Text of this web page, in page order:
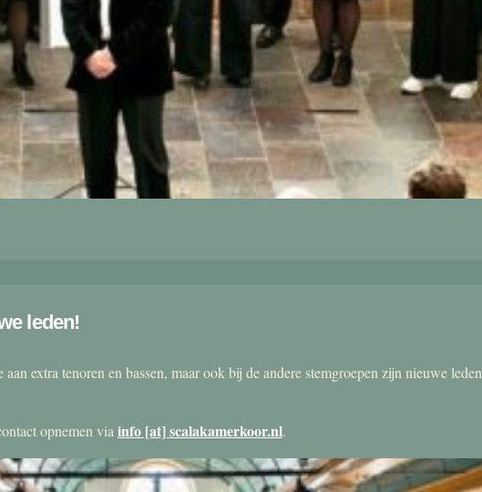
leden!
extra tenoren en bassen, maar ook bij de andere stemgroepen zijn nieuwe leden
opnemen via info [at] scalakamerkoor.nl.